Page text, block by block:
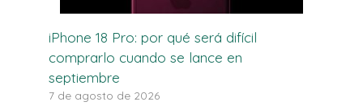
iPhone 18 Pro: por qué será difícil
comprarlo cuando se lance en
septiembre
7 de agosto de 2026